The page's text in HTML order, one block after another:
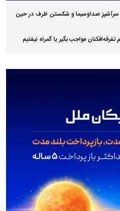
سرآشپز صداوسیما و شکستن ظرف در حین
مواجب بگیر یا گمراه نیفتیم